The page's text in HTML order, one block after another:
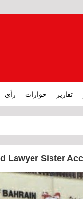
تقارير حوارات رأي
Lawyer Sister